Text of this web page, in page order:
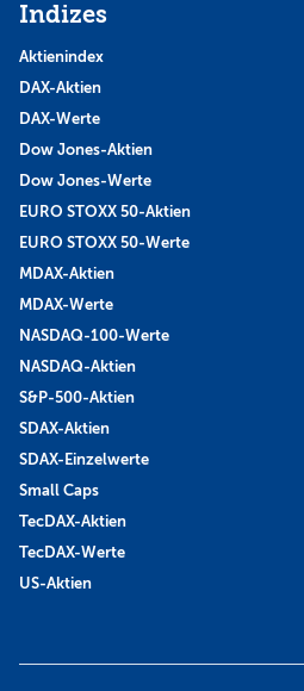
Indizes
Aktienindex
DAX-Aktien
DAX-Werte
Dow Jones-Aktien
Dow Jones-Werte
EURO STOXX 50-Aktien
EURO STOXX 50-Werte
MDAX-Aktien
MDAX-Werte
NASDAQ-100-Werte
NASDAQ-Aktien
S&P-500-Aktien
SDAX-Aktien
SDAX-Einzelwerte
Small Caps
TecDAX-Aktien
TecDAX-Werte
US-Aktien